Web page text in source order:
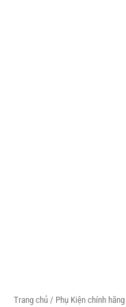
Trang chủ / Phụ Kiện chính hãng